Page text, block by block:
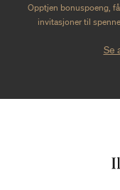
Opptjen bonuspoeng,
invitasjoner til
Se